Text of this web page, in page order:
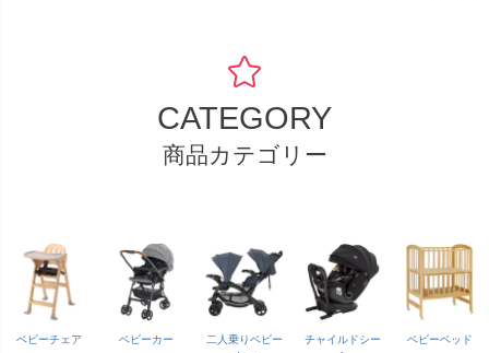
CATEGORY
商品カテゴリー
ベビーチェア ベビーカー
二人乗りベビー
チャイルドシー
ベビーベッド